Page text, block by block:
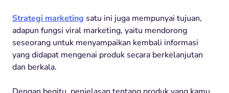
Strategi marketing satu ini juga mempunyai tujuan,
adapun fungsi viral marketing, yaitu mendorong
seseorang untuk menyampaikan kembali informasi
yang didapat mengenai produk secara berkelanjutan
dan berkala.